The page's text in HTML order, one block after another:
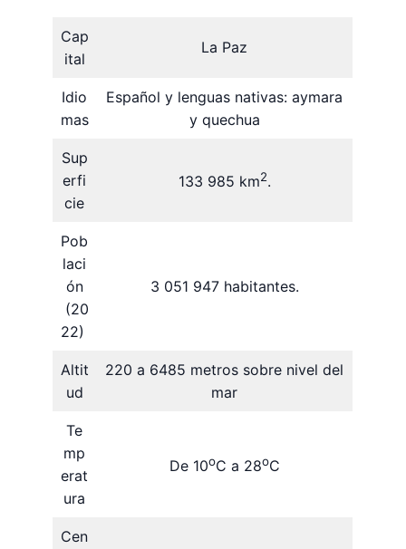
Cap
ital
La Paz
Idio
mas
Español y lenguas nativas: aymara
y quechua
Sup
erfi
cie
133 985 km2.
Pob
laci
ón
(20
22)
3 051 947 habitantes.
Altit
ud
220 a 6485 metros sobre nivel del
mar
Te
mp
erat
ura
De 10oC a 28oC
Cen